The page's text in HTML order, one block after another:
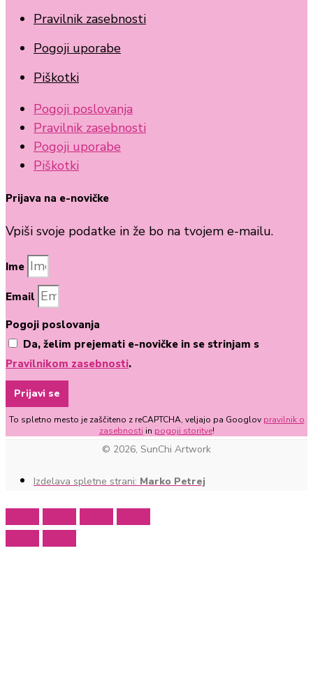
Pravilnik zasebnosti
Pogoji uporabe
Piškotki
Pogoji poslovanja
Pravilnik zasebnosti
Pogoji uporabe
Piškotki
Prijava na e-novičke
Vpiši svoje podatke in že bo na tvojem e-mailu.
Ime
Email
Pogoji poslovanja
Da, želim prejemati e-novičke in se strinjam s
Pravilnikom zasebnosti.
Prijavi se
To spletno mesto je zaščiteno z reCAPTCHA, veljajo pa Googlov pravilnik o
zasebnosti in pogoji storitve!
© 2026, SunChi Artwork
Izdelava spletne strani: Marko Petrej